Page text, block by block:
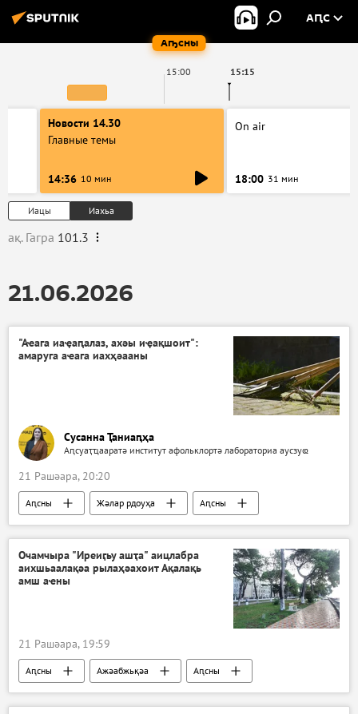
Аҧсны
АԤС
15:00 15:15
Новости 14.30
Главные темы
14:36 10 мин
On air
18:00 31 мин
Иацы Иахьа
ақ. Гагра 101.3
21.06.2026
"Аҽага иаҿаԥалаз, ахәы иҿақшоит":
амаруга аҽага иахҳәааны
Сусанна Ҭаниаԥҳа
Аԥсуаҭҵааратә институт афольклортә лабораториа аусзуҩ
21 Рашәара, 20:20
Аԥсны Жәлар рдоуҳа Аԥсны
Очамчыра "Иреиӷьу ашҭа" аицлабра
аихшьаалақәа рылаҳәахоит Ақалақь
амш аҽны
21 Рашәара, 19:59
Аԥсны Ажәабжьқәа
Аԥсны
Очамчыра